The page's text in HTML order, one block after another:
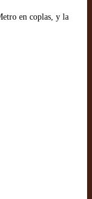
en coplas, y la